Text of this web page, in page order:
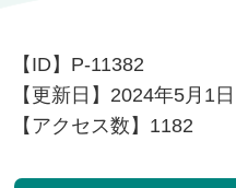
【ID】 P-11382
【更新日】 2024年5月1日
【アクセス数】 1182